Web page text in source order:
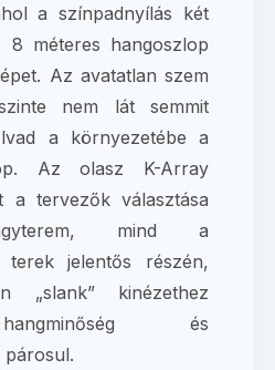
a színpadnyílás két
8 méteres hangoszlop
Az avatatlan szem
nem lát semmit
a környezetébe a
Az olasz K-Array
a tervezők választása
mind a
terek jelentős részén,
„slank” kinézethez
és
párosul.